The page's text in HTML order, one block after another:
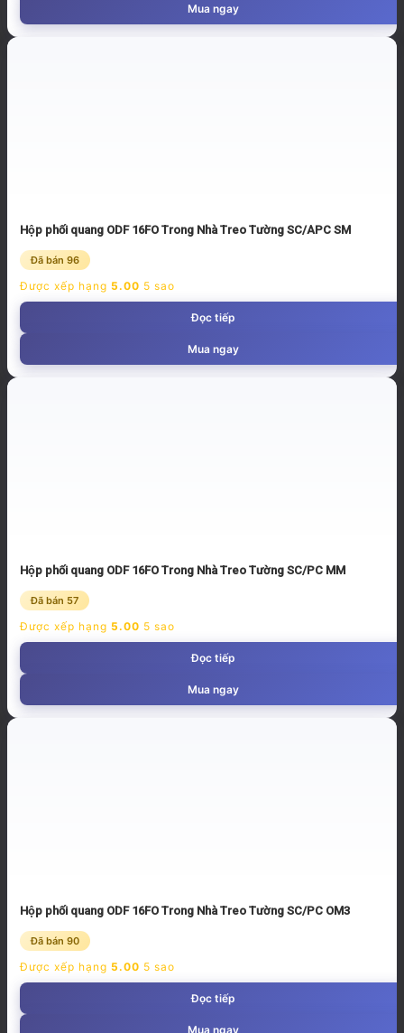
Mua ngay
Hộp phối quang ODF 16FO Trong Nhà Treo Tường SC/APC SM
Đã bán 96
Được xếp hạng 5.00 5 sao
Đọc tiếp
Mua ngay
Hộp phối quang ODF 16FO Trong Nhà Treo Tường SC/PC MM
Đã bán 57
Được xếp hạng 5.00 5 sao
Đọc tiếp
Mua ngay
Hộp phối quang ODF 16FO Trong Nhà Treo Tường SC/PC OM3
Đã bán 90
Được xếp hạng 5.00 5 sao
Đọc tiếp
Mua ngay